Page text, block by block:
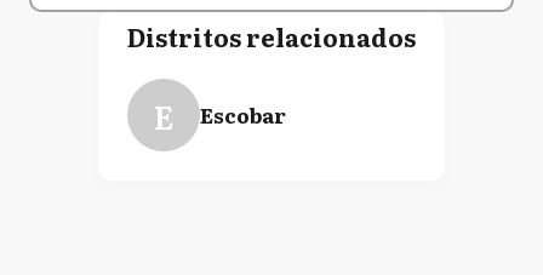
Distritos relacionados
E Escobar